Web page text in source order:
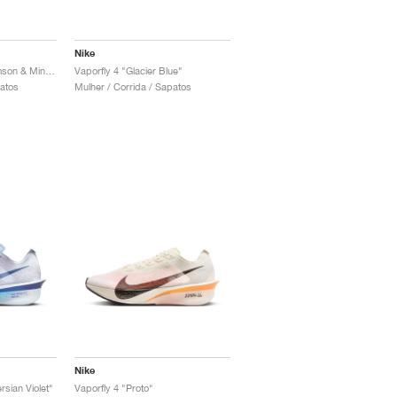
Vaporfly 4 "Bright Crimson & Mint Foam"
Nike
Vaporfly 4 "Glacier Blue"
Mulher / Corrida / Sapatos
Violet"
Nike
Vaporfly 4 "Proto"